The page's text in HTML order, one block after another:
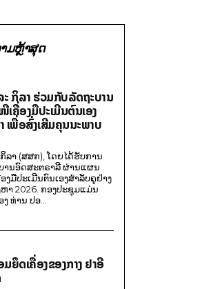
ມຫຼ້າສຸດ
ກິລາ ຮ່ວມກັບລັດຖະບານ
ເຄື່ອງມືປະເມີນຕົນເອງ
ພື່ອສົ່ງເສີມຄຸນນະພາບ
າ (ສສກ), ໂດຍໄດ້ຮັບການ
ນອົດສະຕຣາລີ ຜ່ານແຜນ
ງມືປະເມີນຕົນເອງສຳລັບຄູຢ່າງ
າ 2026. ກອງປະຊຸມແມ່ນ
ທ່ານ ປອ...
ຍຶດເຄື່ອງຂອງກາງ ຢາອີ